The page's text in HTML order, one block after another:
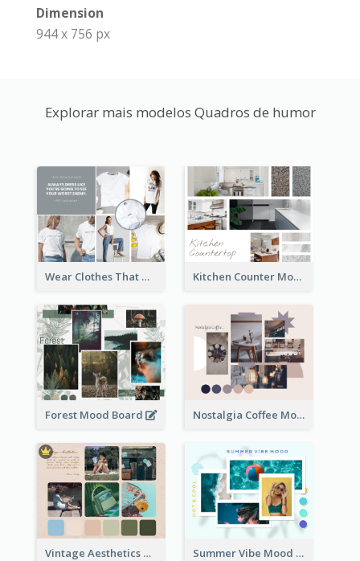
Dimension
944 x 756 px
Explorar mais modelos Quadros de humor
Wear Clothes That Matter Mood Board Kitchen Counter Mood Board
Forest Mood Board Nostalgia Coffee Mood Board
Vintage Aesthetics Mood Board Summer Vibe Mood Board